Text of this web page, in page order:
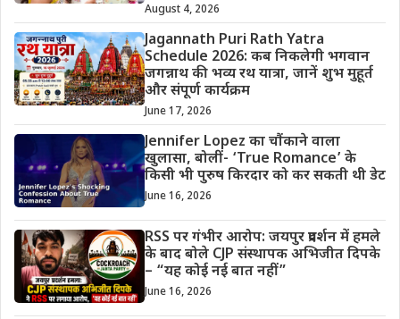
August 4, 2026
Jagannath Puri Rath Yatra
Schedule 2026: कब निकलेगी भगवान
जगन्नाथ की भव्य रथ यात्रा, जानें शुभ मुहूर्त
और संपूर्ण कार्यक्रम
June 17, 2026
Jennifer Lopez का चौंकाने वाला
खुलासा, बोलीं- ‘True Romance’ के
किसी भी पुरुष किरदार को कर सकती थी डेट
June 16, 2026
RSS पर गंभीर आरोप: जयपुर प्रदर्शन में हमले
के बाद बोले CJP संस्थापक अभिजीत दिपके
– “यह कोई नई बात नहीं”
June 16, 2026